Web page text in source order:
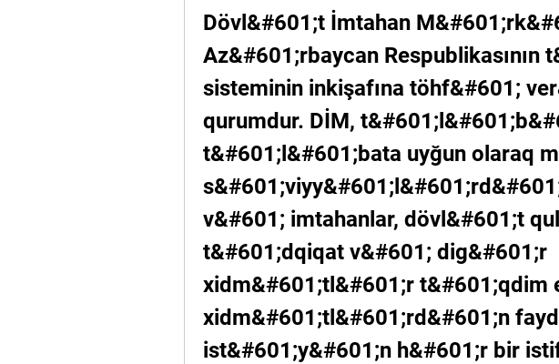
Dövl&#601;t İmtahan
Az&#601;rbaycan Respublikasının
sisteminin inkişafına töhf&#601;
qurumdur. DİM,
t&#601;l&#601;bata uyğun olaraq
v&#601; imtahanlar, dövl&#601;t
t&#601;dqiqat v&#601; dig&#601;r
xidm&#601;tl&#601;r t&#601;qdim
xidm&#601;tl&#601;rd&#601;n
ist&#601;y&#601;n h&#601;r bir